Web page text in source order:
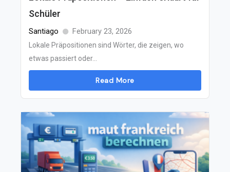
Schüler
Santiago February 23, 2026
Lokale Präpositionen sind Wörter, die zeigen, wo
etwas passiert oder...
Read More